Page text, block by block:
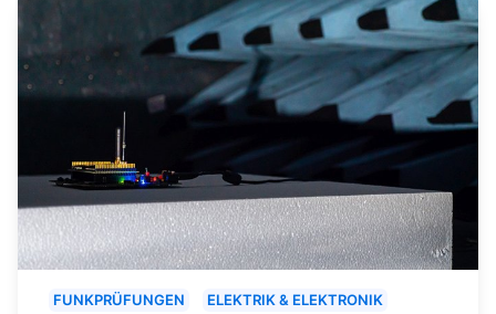
FUNKPRÜFUNGEN
ELEKTRIK & ELEKTRONIK